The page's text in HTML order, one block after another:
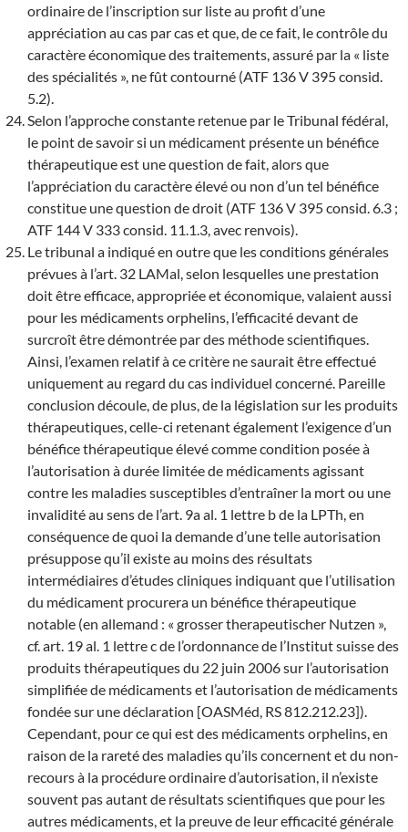
ordinaire de l’inscription sur liste au profit d’une
appréciation au cas par cas et que, de ce fait, le contrôle du
caractère économique des traitements, assuré par la « liste
des spécialités », ne fût contourné (ATF 136 V 395 consid.
5.2).
Selon l’approche constante retenue par le Tribunal fédéral,
le point de savoir si un médicament présente un bénéfice
thérapeutique est une question de fait, alors que
l’appréciation du caractère élevé ou non d’un tel bénéfice
constitue une question de droit (ATF 136 V 395 consid. 6.3 ;
ATF 144 V 333 consid. 11.1.3, avec renvois).
Le tribunal a indiqué en outre que les conditions générales
prévues à l’art. 32 LAMal, selon lesquelles une prestation
doit être efficace, appropriée et économique, valaient aussi
pour les médicaments orphelins, l’efficacité devant de
surcroît être démontrée par des méthode scientifiques.
Ainsi, l’examen relatif à ce critère ne saurait être effectué
uniquement au regard du cas individuel concerné. Pareille
conclusion découle, de plus, de la législation sur les produits
thérapeutiques, celle-ci retenant également l’exigence d’un
bénéfice thérapeutique élevé comme condition posée à
l’autorisation à durée limitée de médicaments agissant
contre les maladies susceptibles d’entraîner la mort ou une
invalidité au sens de l’art. 9a al. 1 lettre b de la LPTh, en
conséquence de quoi la demande d’une telle autorisation
présuppose qu’il existe au moins des résultats
intermédiaires d’études cliniques indiquant que l’utilisation
du médicament procurera un bénéfice thérapeutique
notable (en allemand : « grosser therapeutischer Nutzen »,
cf. art. 19 al. 1 lettre c de l’ordonnance de l’Institut suisse des
produits thérapeutiques du 22 juin 2006 sur l’autorisation
simplifiée de médicaments et l’autorisation de médicaments
fondée sur une déclaration [OASMéd, RS 812.212.23]).
Cependant, pour ce qui est des médicaments orphelins, en
raison de la rareté des maladies qu’ils concernent et du non-
recours à la procédure ordinaire d’autorisation, il n’existe
souvent pas autant de résultats scientifiques que pour les
autres médicaments, et la preuve de leur efficacité générale